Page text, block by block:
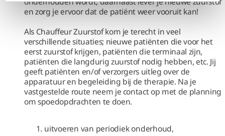
en zorg je ervoor dat de patiënt weer vooruit kan!
Als Chauffeur Zuurstof kom je terecht in veel
verschillende situaties; nieuwe patiënten die voor het
eerst zuurstof krijgen, patiënten die terminaal zijn,
patiënten die langdurig zuurstof nodig hebben, etc. Jij
geeft patiënten en/of verzorgers uitleg over de
apparatuur en begeleiding bij de therapie. Na je
vastgestelde route neem je contact op met de planning
om spoedopdrachten te doen.
uitvoeren van periodiek onderhoud,